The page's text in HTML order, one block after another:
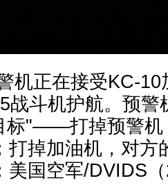
机正在接受KC-10
战斗机护航。预警
标"——打掉预警机
打掉加油机，对方
美国空军/DVIDS